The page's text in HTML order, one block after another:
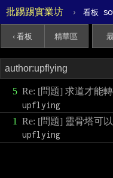
批踢踢實業坊 › 看板
‹ 看板 精華區
5 Re: [問題] 求道才能
upflying
1
Re: [問題] 靈骨塔可
upflying